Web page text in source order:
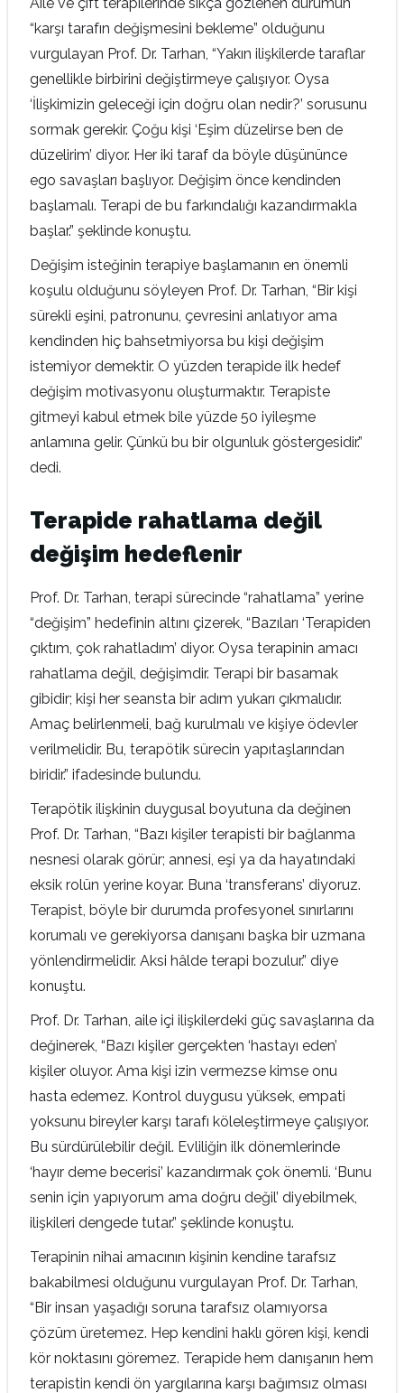
“karşı tarafın değişmesini bekleme” olduğunu
vurgulayan Prof. Dr. Tarhan, “Yakın ilişkilerde taraflar
genellikle birbirini değiştirmeye çalışıyor. Oysa
‘İlişkimizin geleceği için doğru olan nedir?’ sorusunu
sormak gerekir. Çoğu kişi ‘Eşim düzelirse ben de
düzelirim’ diyor. Her iki taraf da böyle düşününce
ego savaşları başlıyor. Değişim önce kendinden
başlamalı. Terapi de bu farkındalığı kazandırmakla
başlar.” şeklinde konuştu.
Değişim isteğinin terapiye başlamanın en önemli
koşulu olduğunu söyleyen Prof. Dr. Tarhan, “Bir kişi
sürekli eşini, patronunu, çevresini anlatıyor ama
kendinden hiç bahsetmiyorsa bu kişi değişim
istemiyor demektir. O yüzden terapide ilk hedef
değişim motivasyonu oluşturmaktır. Terapiste
gitmeyi kabul etmek bile yüzde 50 iyileşme
anlamına gelir. Çünkü bu bir olgunluk göstergesidir.”
dedi.
Terapide rahatlama değil
değişim hedeflenir
Prof. Dr. Tarhan, terapi sürecinde “rahatlama” yerine
“değişim” hedefinin altını çizerek, “Bazıları ‘Terapiden
çıktım, çok rahatladım’ diyor. Oysa terapinin amacı
rahatlama değil, değişimdir. Terapi bir basamak
gibidir; kişi her seansta bir adım yukarı çıkmalıdır.
Amaç belirlenmeli, bağ kurulmalı ve kişiye ödevler
verilmelidir. Bu, terapötik sürecin yapıtaşlarından
biridir.” ifadesinde bulundu.
Terapötik ilişkinin duygusal boyutuna da değinen
Prof. Dr. Tarhan, “Bazı kişiler terapisti bir bağlanma
nesnesi olarak görür; annesi, eşi ya da hayatındaki
eksik rolün yerine koyar. Buna ‘transferans’ diyoruz.
Terapist, böyle bir durumda profesyonel sınırlarını
korumalı ve gerekiyorsa danışanı başka bir uzmana
yönlendirmelidir. Aksi hâlde terapi bozulur.” diye
konuştu.
Prof. Dr. Tarhan, aile içi ilişkilerdeki güç savaşlarına da
değinerek, “Bazı kişiler gerçekten ‘hastayı eden’
kişiler oluyor. Ama kişi izin vermezse kimse onu
hasta edemez. Kontrol duygusu yüksek, empati
yoksunu bireyler karşı tarafı köleleştirmeye çalışıyor.
Bu sürdürülebilir değil. Evliliğin ilk dönemlerinde
‘hayır deme becerisi’ kazandırmak çok önemli. ‘Bunu
senin için yapıyorum ama doğru değil’ diyebilmek,
ilişkileri dengede tutar.” şeklinde konuştu.
Terapinin nihai amacının kişinin kendine tarafsız
bakabilmesi olduğunu vurgulayan Prof. Dr. Tarhan,
“Bir insan yaşadığı soruna tarafsız olamıyorsa
çözüm üretemez. Hep kendini haklı gören kişi, kendi
kör noktasını göremez. Terapide hem danışanın hem
terapistin kendi ön yargılarına karşı bağımsız olması